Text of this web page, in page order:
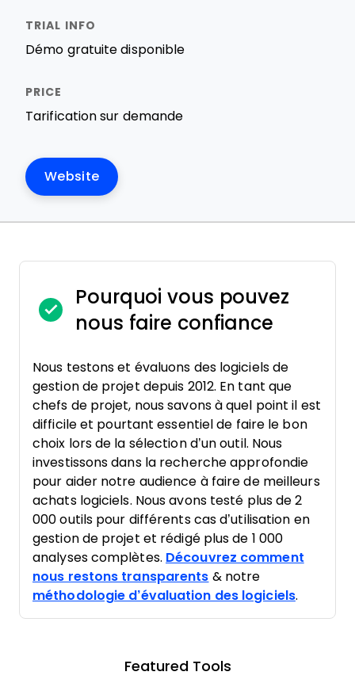
Démo gratuite disponible
Tarification sur demande
Website
Pourquoi vous pouvez
nous faire confiance
Nous testons et évaluons des logiciels de
gestion de projet depuis 2012. En tant que
chefs de projet, nous savons à quel point il est
difficile et pourtant essentiel de faire le bon
choix lors de la sélection d’un outil. Nous
investissons dans la recherche approfondie
pour aider notre audience à faire de meilleurs
achats logiciels. Nous avons testé plus de 2
000 outils pour différents cas d’utilisation en
gestion de projet et rédigé plus de 1 000
analyses complètes. Découvrez comment
nous restons transparents & notre
méthodologie d’évaluation des logiciels.
Featured Tools